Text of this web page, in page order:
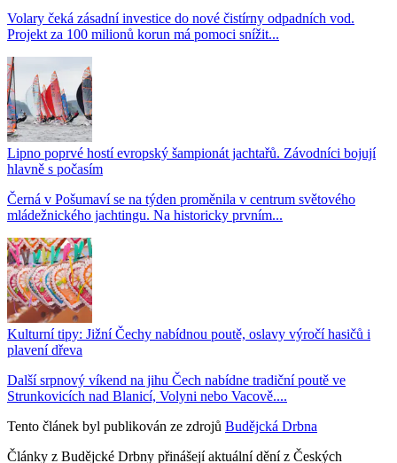
Volary čeká zásadní investice do nové čistírny odpadních vod.
Projekt za 100 milionů korun má pomoci snížit...
Lipno poprvé hostí evropský šampionát jachtařů. Závodníci bojují
hlavně s počasím
Černá v Pošumaví se na týden proměnila v centrum světového
mládežnického jachtingu. Na historicky prvním...
Kulturní tipy: Jižní Čechy nabídnou poutě, oslavy výročí hasičů i
plavení dřeva
Další srpnový víkend na jihu Čech nabídne tradiční poutě ve
Strunkovicích nad Blanicí, Volyni nebo Vacově....
Tento článek byl publikován ze zdrojů Budějcká Drbna
Články z Budějcké Drbny přinášejí aktuální dění z Českých